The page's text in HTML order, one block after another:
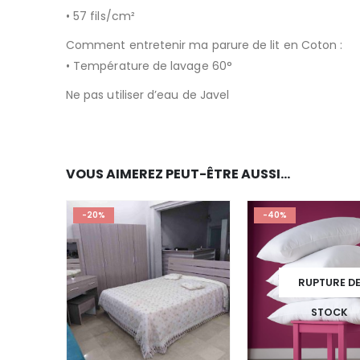
• 57 fils/cm²
Comment entretenir ma parure de lit en Coton :
• Température de lavage 60°
Ne pas utiliser d’eau de Javel
VOUS AIMEREZ PEUT-ÊTRE AUSSI…
-20% -40%
RUPTURE DE
STOCK